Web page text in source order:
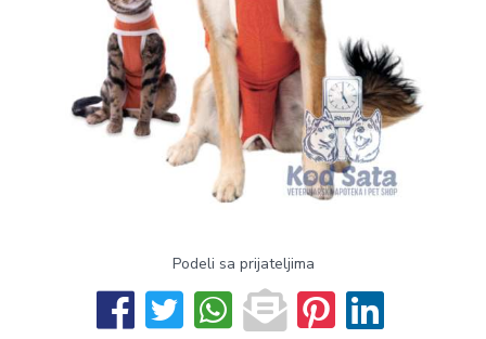
Podeli sa prijateljima